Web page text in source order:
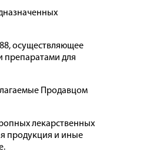
осуществляющее
препаратами для
Продавцом
лекарственных
продукция и иные